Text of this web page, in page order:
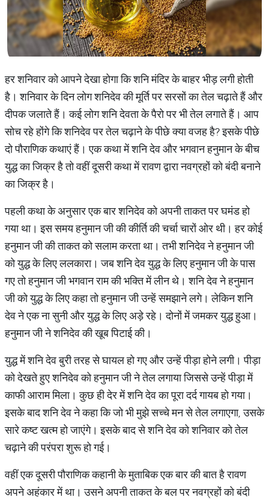
हर शनिवार को आपने देखा होगा कि शनि मंदिर के बाहर भीड़ लगी होती
है। शनिवार के दिन लोग शनिदेव की मूर्ति पर सरसों का तेल चढ़ाते हैं और
दीपक जलाते हैं। कई लोग शनि देवता के पैरो पर भी तेल लगाते हैं। आप
सोच रहे होंगे कि शनिदेव पर तेल चढ़ाने के पीछे क्या वजह है? इसके पीछे
दो पौराणिक कथाएं हैं। एक कथा में शनि देव और भगवान हनुमान के बीच
युद्ध का जिक्र है तो वहीं दूसरी कथा में रावण द्वारा नवग्रहों को बंदी बनाने
का जिक्र है।
पहली कथा के अनुसार एक बार शनिदेव को अपनी ताकत पर घमंड हो
गया था। इस समय हनुमान जी की कीर्ति की चर्चा चारों ओर थी। हर कोई
हनुमान जी की ताकत को सलाम करता था। तभी शनिदेव ने हनुमान जी
को युद्ध के लिए ललकारा। जब शनि देव युद्ध के लिए हनुमान जी के पास
गए तो हनुमान जी भगवान राम की भक्ति में लीन थे। शनि देव ने हनुमान
जी को युद्ध के लिए कहा तो हनुमान जी उन्हें समझाने लगे। लेकिन शनि
देव ने एक ना सुनी और युद्ध के लिए अड़े रहे। दोनों में जमकर युद्ध हुआ।
हनुमान जी ने शनिदेव की खूब पिटाई की।
युद्ध में शनि देव बुरी तरह से घायल हो गए और उन्हें पीड़ा होने लगी। पीड़ा
को देखते हुए शनिदेव को हनुमान जी ने तेल लगाया जिससे उन्हें पीड़ा में
काफी आराम मिला। कुछ ही देर में शनि देव का पूरा दर्द गायब हो गया।
इसके बाद शनि देव ने कहा कि जो भी मुझे सच्चे मन से तेल लगाएगा, उसके
सारे कष्ट खत्म हो जाएंगे। इसके बाद से शनि देव को शनिवार को तेल
चढ़ाने की परंपरा शुरू हो गई।
वहीं एक दूसरी पौराणिक कहानी के मुताबिक एक बार की बात है रावण
अपने अहंकार में था। उसने अपनी ताकत के बल पर नवग्रहों को बंदी